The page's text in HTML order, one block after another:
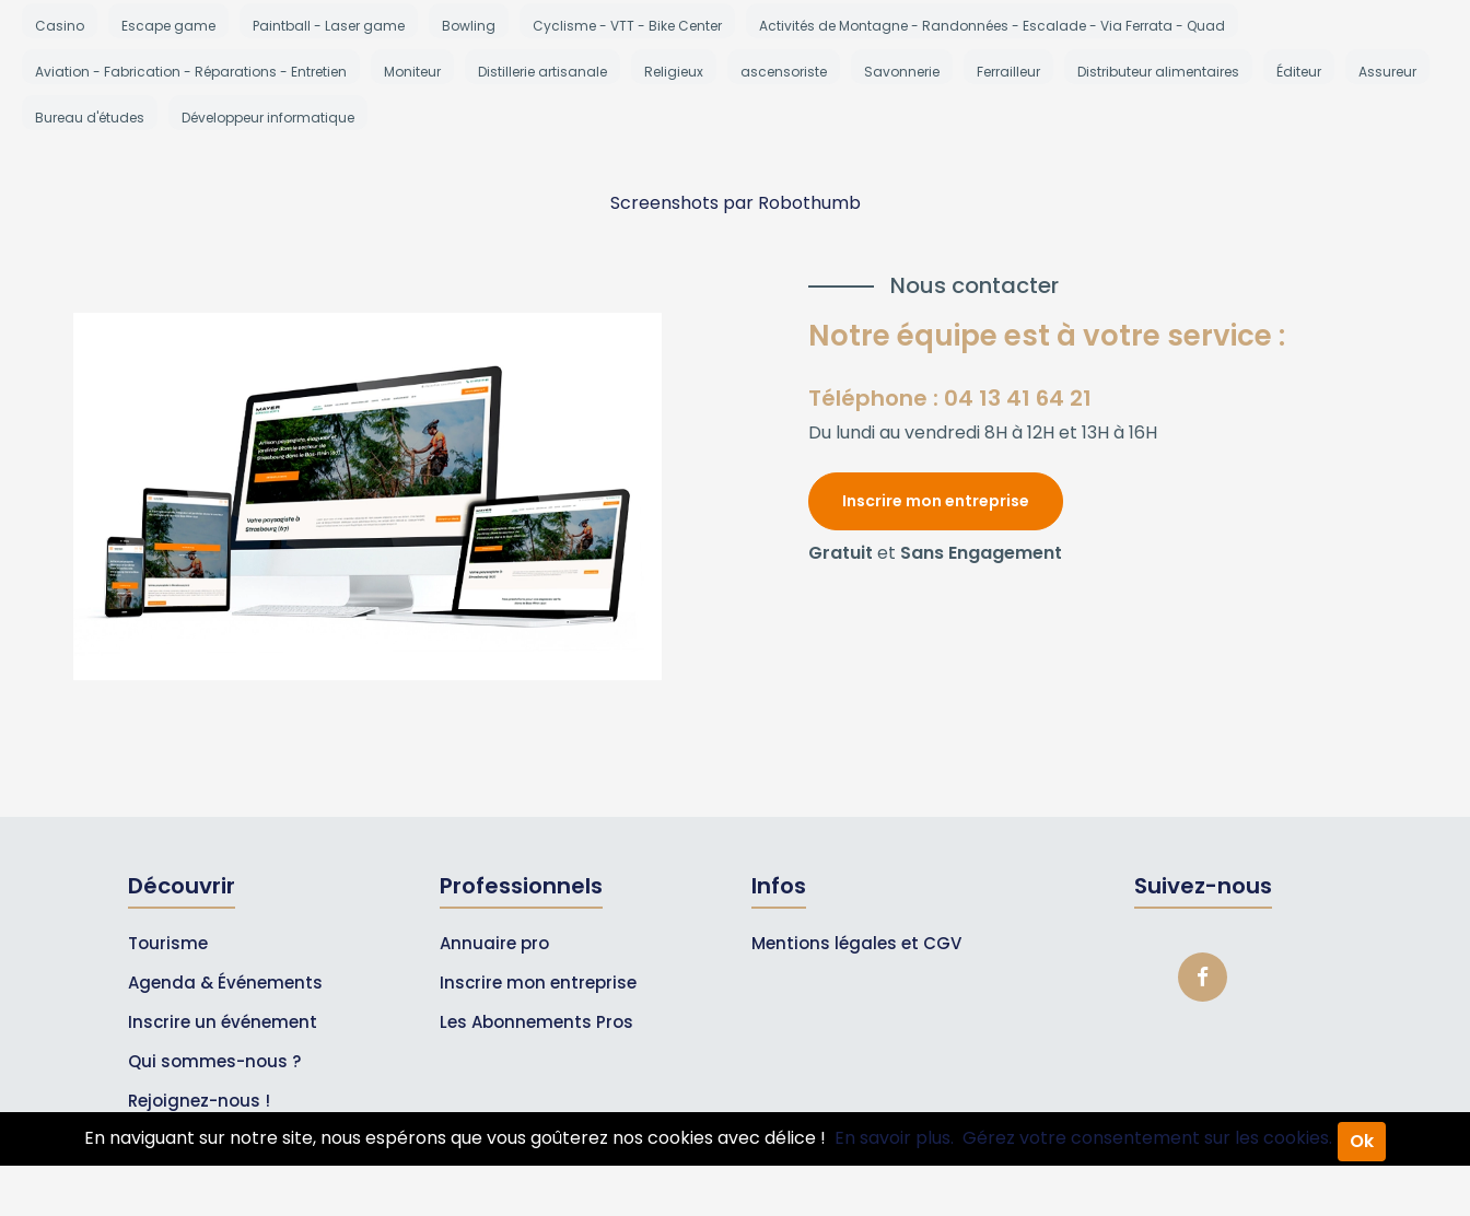
Casino Escape game Paintball - Laser game Bowling Cyclisme - VTT - Bike Center Activités de Montagne - Randonnées - Escalade - Via Ferrata - Quad
Aviation - Fabrication - Réparations - Entretien Moniteur Distillerie artisanale Religieux ascensoriste Savonnerie Ferrailleur Distributeur alimentaires Éditeur Assureur
Bureau d'études Développeur informatique
Screenshots par Robothumb
Nous contacter
Notre équipe est à votre service :
Téléphone : 04 13 41 64 21
Du lundi au vendredi 8H à 12H et 13H à 16H
Inscrire mon entreprise
Gratuit et Sans Engagement
Découvrir
Tourisme
Agenda & Événements
Inscrire un événement
Qui sommes-nous ?
Rejoignez-nous !
Partenaires
Professionnels
Annuaire pro
Inscrire mon entreprise
Les Abonnements Pros
Infos
Mentions légales et CGV
Suivez-nous
En naviguant sur notre site, nous espérons que vous goûterez nos cookies avec délice ! En savoir plus. Gérez votre consentement sur les cookies. Ok